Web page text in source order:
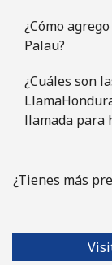
¿Cómo
Palau?
¿Cuáles son
llamada para
¿Tienes más